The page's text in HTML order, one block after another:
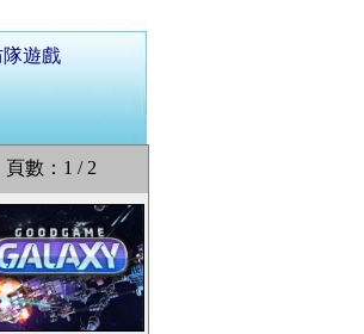
遊戲
頁數：1 / 2